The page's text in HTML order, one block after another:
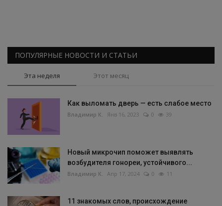
ПОПУЛЯРНЫЕ НОВОСТИ И СТАТЬИ
Эта неделя Этот месяц
Как выломать дверь — есть слабое место
Владимир К. Янв 16, 2023 0 39
Новый микрочип поможет выявлять
возбудителя гонореи, устойчивого...
Владимир К. Апр 17, 2024 0 11
11 знакомых слов, происхождение